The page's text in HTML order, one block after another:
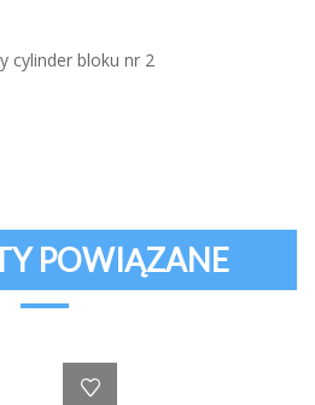
cylinder bloku nr 2
POWIĄZANE